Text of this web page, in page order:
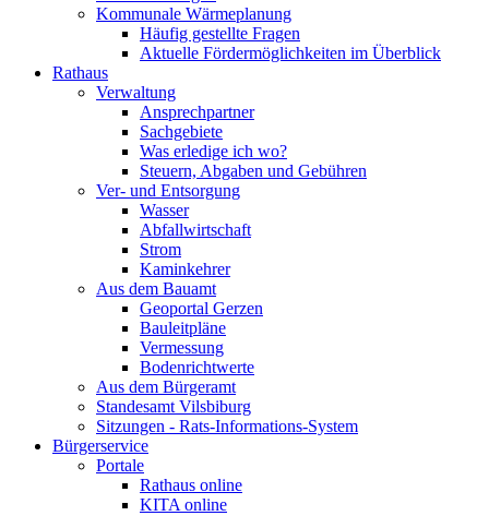
Kommunale Wärmeplanung
Häufig gestellte Fragen
Aktuelle Fördermöglichkeiten im Überblick
Rathaus
Verwaltung
Ansprechpartner
Sachgebiete
Was erledige ich wo?
Steuern, Abgaben und Gebühren
Ver- und Entsorgung
Wasser
Abfallwirtschaft
Strom
Kaminkehrer
Aus dem Bauamt
Geoportal Gerzen
Bauleitpläne
Vermessung
Bodenrichtwerte
Aus dem Bürgeramt
Standesamt Vilsbiburg
Sitzungen - Rats-Informations-System
Bürgerservice
Portale
Rathaus online
KITA online